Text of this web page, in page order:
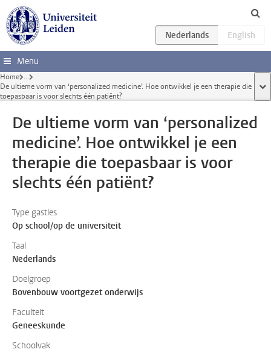
Ga direct naar de inhoud
Menu
Home ...
De ultieme vorm van ‘personalized medicine’. Hoe ontwikkel je een therapie die
toepasbaar is voor slechts één patiënt?
De ultieme vorm van ‘personalized
medicine’. Hoe ontwikkel je een
therapie die toepasbaar is voor
slechts één patiënt?
Type gastles
Op school/op de universiteit
Taal
Nederlands
Doelgroep
Bovenbouw voortgezet onderwijs
Faculteit
Geneeskunde
Schoolvak